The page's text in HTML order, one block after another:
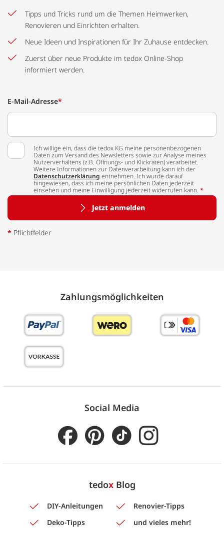
Tipps und Tricks rund um die Themen Heimwerken,
Renovieren und Einrichten erhalten.
Neue Ideen und Inspirationen für Ihr Zuhause entdecken.
Zuerst über neue Produkte im tedox Online-Shop
informiert werden.
E-Mail-Adresse*
Ich willige ein, dass die tedox KG meine personenbezogenen
Daten zum Versand des Newsletters sowie zur Analyse meines
Nutzerverhaltens (z.B. Öffnungs- und Klickraten) verarbeitet.
Weitere Informationen zur Datenverarbeitung kann ich der
Datenschutzerklärung entnehmen. Ich wurde darauf
hingewiesen, dass ich meine persönlichen Daten jederzeit
einsehen und meine Einwilligung jederzeit widerrufen kann. *
Jetzt anmelden
* Pflichtfelder
Zahlungs­möglich­keiten
Social Media
tedoxBlog
DIY-Anleitungen
Renovier-Tipps
Deko-Tipps
und vieles mehr!